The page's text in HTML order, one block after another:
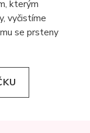
kterým
vyčistíme
se prsteny